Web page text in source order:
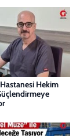
Hekim